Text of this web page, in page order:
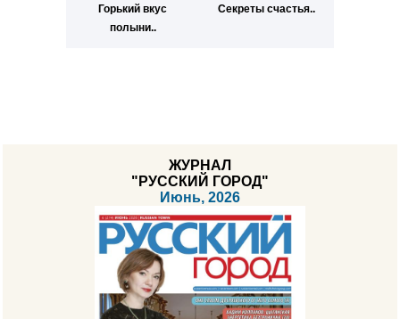
Горький вкус
полыни..
Секреты счастья..
ЖУРНАЛ
"РУССКИЙ ГОРОД"
Июнь, 2026